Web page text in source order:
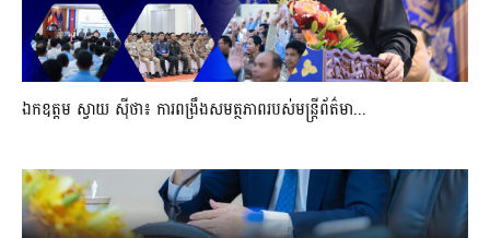
ឯកឧត្តម ស្វាយ ស៊ីថា៖ ការពង្រឹងសមត្ថភាពរបស់មន្ត្រីព័ត៌មា...